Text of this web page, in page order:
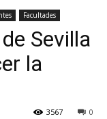
Facultades
Sevilla
la
0
3567